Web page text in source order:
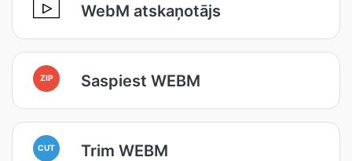
WebM atskaņotājs
ZIP Saspiest WEBM
CUT Trim WEBM